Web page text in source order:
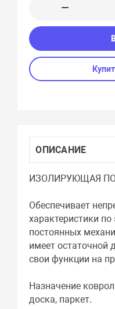
ОПИСАНИЕ
ИЗОЛИРУЮЩАЯ
Обеспечивает
характеристики
постоянных
имеет остаточной
свои функции на
Назначение
доска, паркет.